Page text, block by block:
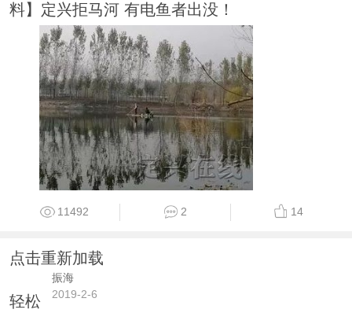
料】定兴拒马河 有电鱼者出没！
11492 2 14
点击重新加载
振海
2019-2-6
轻松